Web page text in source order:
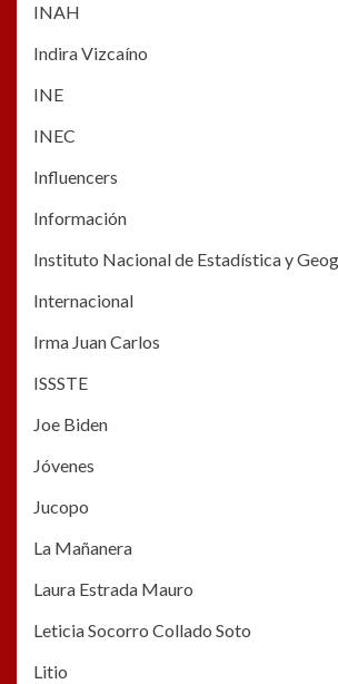
INAH
Indira Vizcaíno
INE
INEC
Influencers
Información
Instituto Nacional de Estadística y
Internacional
Irma Juan Carlos
ISSSTE
Joe Biden
Jóvenes
Jucopo
La Mañanera
Laura Estrada Mauro
Leticia Socorro Collado Soto
Litio